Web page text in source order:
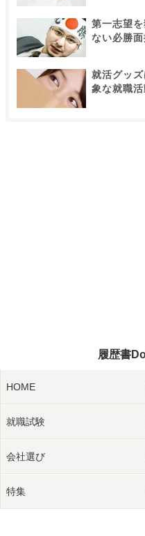
第一志望
ない必勝
就活グッ
象な就職
履歴書
HOME
就職試験
会社選び
特集